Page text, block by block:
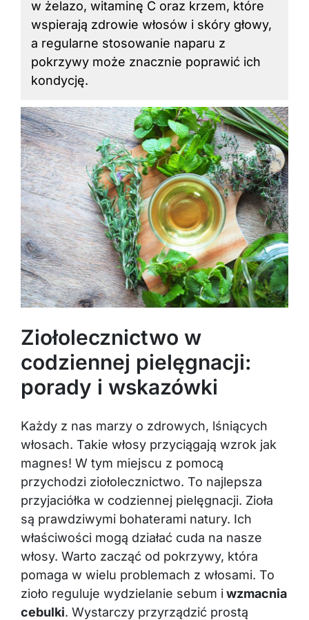
w żelazo, witaminę C oraz krzem, które
wspierają zdrowie włosów i skóry głowy,
a regularne stosowanie naparu z
pokrzywy może znacznie poprawić ich
kondycję.
Ziołolecznictwo w
codziennej pielęgnacji:
porady i wskazówki
Każdy z nas marzy o zdrowych, lśniących
włosach. Takie włosy przyciągają wzrok jak
magnes! W tym miejscu z pomocą
przychodzi ziołolecznictwo. To najlepsza
przyjaciółka w codziennej pielęgnacji. Zioła
są prawdziwymi bohaterami natury. Ich
właściwości mogą działać cuda na nasze
włosy. Warto zacząć od pokrzywy, która
pomaga w wielu problemach z włosami. To
zioło reguluje wydzielanie sebum iwzmacnia
cebulki. Wystarczy przyrządzić prostą